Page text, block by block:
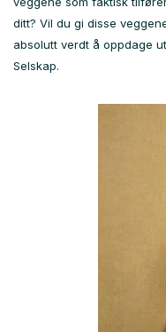
ditt? Vil du gi disse
absolutt verdt å oppdage
Selskap.